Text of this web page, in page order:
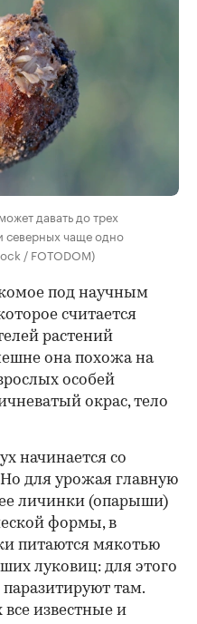
давать до трех
северных чаще одно
/ FOTODOM)
под научным
считается
растений
она похожа на
особей
окрас, тело
начинается со
для урожая главную
личинки (опарыши)
формы, в
питаются мякотью
луковиц: для этого
там.
известные и